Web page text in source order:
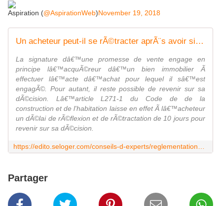
Aspiration (@AspirationWeb)November 19, 2018
Un acheteur peut-il se rÃ©tracter aprÃ¨s avoir signÃ© une promesse de vente ?
La signature dâ€™une promesse de vente engage en
principe lâ€™acquÃ©reur dâ€™un bien immobilier Ã
effectuer lâ€™acte dâ€™achat pour lequel il sâ€™est
engagÃ©. Pour autant, il reste possible de revenir sur sa
dÃ©cision. Lâ€™article L271-1 du Code de de la
construction et de l'habitation laisse en effet Ã lâ€™acheteur
un dÃ©lai de rÃ©flexion et de rÃ©tractation de 10 jours pour
revenir sur sa dÃ©cision.
Partager